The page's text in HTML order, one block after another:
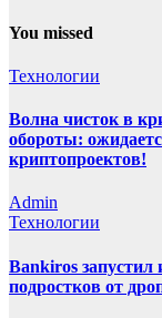
You missed
Технологии
Волна чисток в
обороты:
криптопроектов!
Admin
Технологии
Bankiros
подростков от